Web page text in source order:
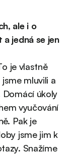
ale i o
jedná se jen
je vlastně
mluvili a
úkoly
vyučování
Pak je
jsme jim k
Snažíme